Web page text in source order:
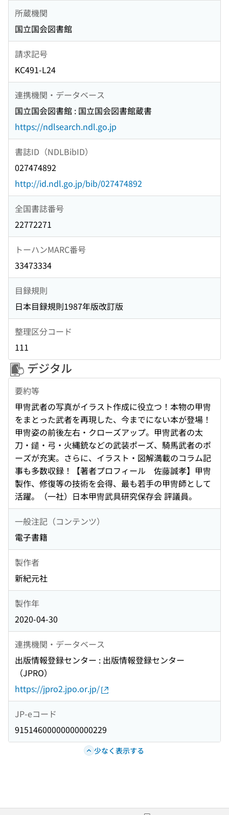
所蔵機関
国立国会図書館
請求記号
KC491-L24
連携機関・データベース
国立国会図書館 : 国立国会図書館蔵書
https://ndlsearch.ndl.go.jp
書誌ID（NDLBibID）
027474892
http://id.ndl.go.jp/bib/027474892
全国書誌番号
22772271
トーハンMARC番号
33473334
目録規則
日本目録規則1987年版改訂版
整理区分コード
111
デジタル
要約等
甲冑武者の写真がイラスト作成に役立つ！本物の甲冑
をまとった武者を再現した、今までにない本が登場！
甲冑姿の前後左右・クローズアップ。甲冑武者の太
刀・鑓・弓・火縄銃などの武装ポーズ、騎馬武者のポ
ーズが充実。さらに、イラスト・図解満載のコラム記
事も多数収録！【著者プロフィール 佐藤誠孝】甲冑
製作、修復等の技術を会得、最も若手の甲冑師として
活躍。（一社）日本甲冑武具研究保存会 評議員。
一般注記（コンテンツ）
電子書籍
製作者
新紀元社
製作年
2020-04-30
連携機関・データベース
出版情報登録センター : 出版情報登録センター
（JPRO）
https://jpro2.jpo.or.jp/
JP-eコード
91514600000000000229
少なく表示する